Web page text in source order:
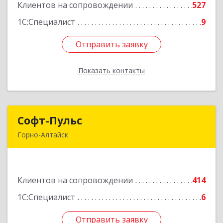
Клиентов на сопровождении
527
1С:Специалист
9
Отправить заявку
Показать контакты
Подробнее
Отправить заявку
Назад
Софт-Пульс
Горно-Алтайск
Клиентов на сопровождении
414
1С:Специалист
6
Отправить заявку
Подробнее
Отправить заявку